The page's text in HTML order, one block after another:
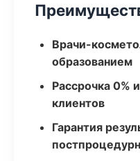
Врачи-
образованием
Рассрочка 0%
клиентов
Гарантия